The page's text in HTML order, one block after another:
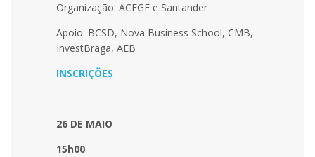
Organização: ACEGE e Santander
Apoio: BCSD, Nova Business School, CMB,
InvestBraga, AEB
INSCRIÇÕES
26 DE MAIO
15h00